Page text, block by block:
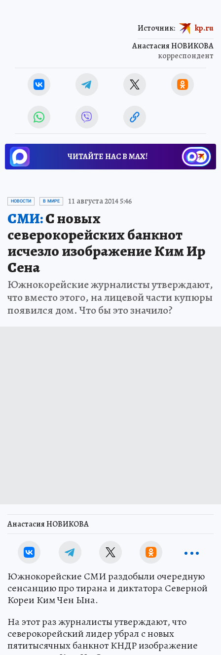
Анастасия НОВИКОВА
корреспондент
Источник: kp.ru
ЧИТАЙТЕ НАС В МАХ!
НОВОСТИ В МИРЕ 11 августа 2014 5:46
СМИ:С новых
северокорейских банкнот
исчезло изображение Ким Ир
Сена
Южнокорейские журналисты утверждают,
что вместо этого, на лицевой части купюры
появился дом. Что бы это значило?
Анастасия НОВИКОВА
Южнокорейские СМИ раздобыли очередную
сенсанцию про тирана и диктатора Северной
Кореи Ким Чен Ына.
На этот раз журналисты утверждают, что
северокорейский лидер убрал с новых
пятитысячных банкнот КНДР изображение